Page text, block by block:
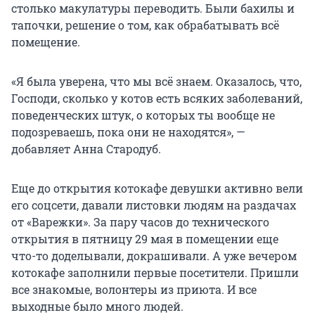
столько макулатуры переводить. Были бахилы и
тапочки, решение о том, как обрабатывать всё
помещение.
«Я была уверена, что мы всё знаем. Оказалось, что,
Господи, сколько у котов есть всяких заболеваний,
поведенческих штук, о которых ты вообще не
подозреваешь, пока они не находятся», —
добавляет Анна Стародуб.
Еще до открытия котокафе девушки активно вели
его соцсети, давали листовки людям на раздачах
от «Варежки». За пару часов до технического
открытия в пятницу 29 мая в помещении еще
что-то доделывали, докрашивали. А уже вечером
котокафе заполнили первые посетители. Пришли
все знакомые, волонтеры из приюта. И все
выходные было много людей.